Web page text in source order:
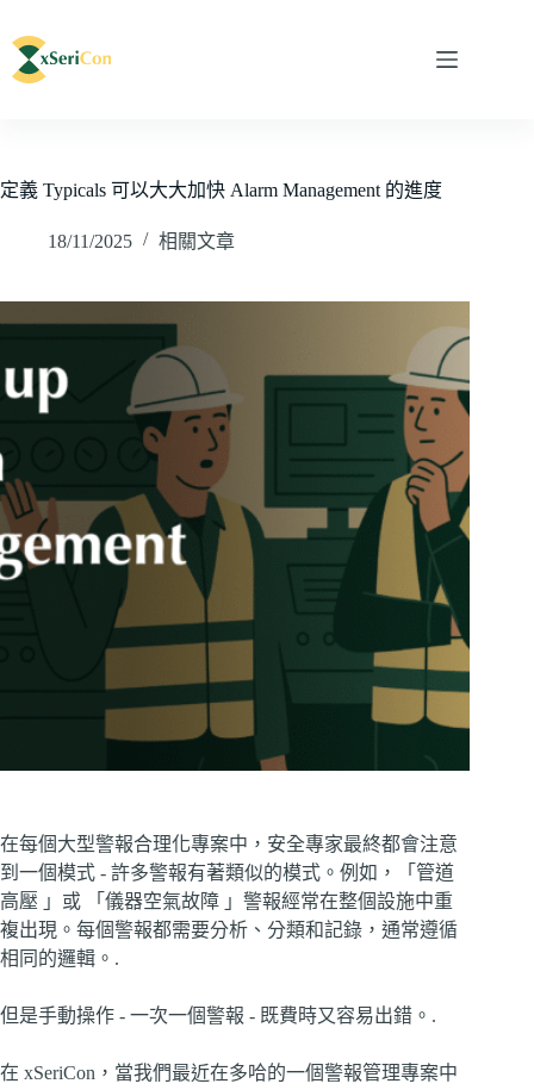
定義 Typicals 可以大大加快 Alarm Management 的進度
18/11/2025 相關文章
在每個大型警報合理化專案中，安全專家最終都會注意
到一個模式 - 許多警報有著類似的模式。例如，「管道
高壓 」或 「儀器空氣故障 」警報經常在整個設施中重
複出現。每個警報都需要分析、分類和記錄，通常遵循
相同的邏輯。.
但是手動操作 - 一次一個警報 - 既費時又容易出錯。.
在 xSeriCon，當我們最近在多哈的一個警報管理專案中